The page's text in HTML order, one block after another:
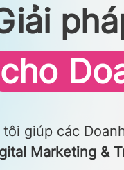
cho
giúp các
Marketing &